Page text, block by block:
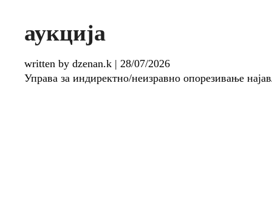
аукција
written by dzenan.k | 28/07/2026
Управа за индиректно/неизравно опорезивање